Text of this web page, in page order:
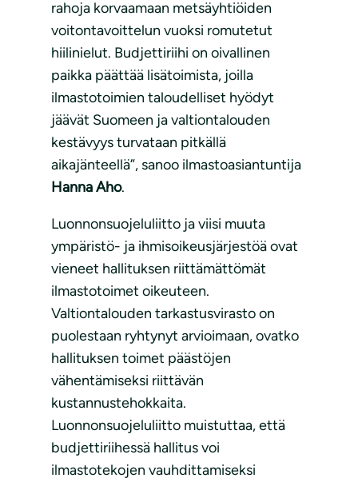
rahoja korvaamaan metsäyhtiöiden
voitontavoittelun vuoksi romutetut
hiilinielut. Budjettiriihi on oivallinen
paikka päättää lisätoimista, joilla
ilmastotoimien taloudelliset hyödyt
jäävät Suomeen ja valtiontalouden
kestävyys turvataan pitkällä
aikajänteellä”, sanoo ilmastoasiantuntija
Hanna Aho.
Luonnonsuojeluliitto ja viisi muuta
ympäristö- ja ihmisoikeusjärjestöä ovat
vieneet hallituksen riittämättömät
ilmastotoimet oikeuteen.
Valtiontalouden tarkastusvirasto on
puolestaan ryhtynyt arvioimaan, ovatko
hallituksen toimet päästöjen
vähentämiseksi riittävän
kustannustehokkaita.
Luonnonsuojeluliitto muistuttaa, että
budjettiriihessä hallitus voi
ilmastotekojen vauhdittamiseksi